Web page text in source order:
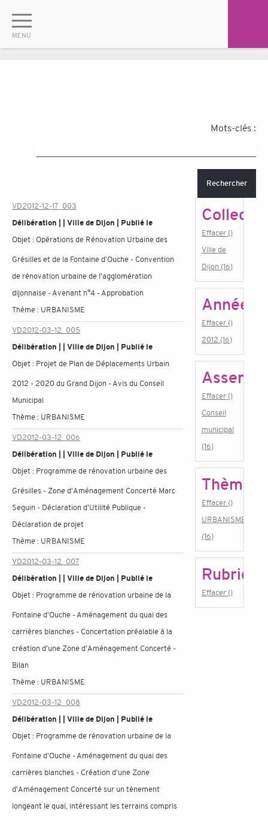
Mots-clés :
Rechercher
VD2012-12-17_003
Délibération | | Ville de Dijon | Publié le
Objet : Opérations de Rénovation Urbaine des
Grésilles et de la Fontaine d'Ouche - Convention
de rénovation urbaine de l'agglomération
dijonnaise - Avenant n°4 - Approbation
Thème : URBANISME
VD2012-03-12_005
Délibération | | Ville de Dijon | Publié le
Objet : Projet de Plan de Déplacements Urbain
2012 - 2020 du Grand Dijon - Avis du Conseil
Municipal
Thème : URBANISME
VD2012-03-12_006
Délibération | | Ville de Dijon | Publié le
Objet : Programme de rénovation urbaine des
Grésilles - Zone d'Aménagement Concerté Marc
Seguin - Déclaration d'Utilité Publique -
Déclaration de projet
Thème : URBANISME
VD2012-03-12_007
Délibération | | Ville de Dijon | Publié le
Objet : Programme de rénovation urbaine de la
Fontaine d'Ouche - Aménagement du quai des
carrières blanches - Concertation préalable à la
création d'une Zone d'Aménagement Concerté -
Bilan
Thème : URBANISME
VD2012-03-12_008
Délibération | | Ville de Dijon | Publié le
Objet : Programme de rénovation urbaine de la
Fontaine d'Ouche - Aménagement du quai des
carrières blanches - Création d'une Zone
d'Aménagement Concerté sur un tènement
longeant le quai, intéressant les terrains compris
Effacer ()
Ville de
Dijon (16)
Année
Effacer ()
2012 (16)
Effacer ()
Conseil
municipal
(16)
Thème
Effacer ()
URBANISME
(16)
Rubrique
Effacer ()